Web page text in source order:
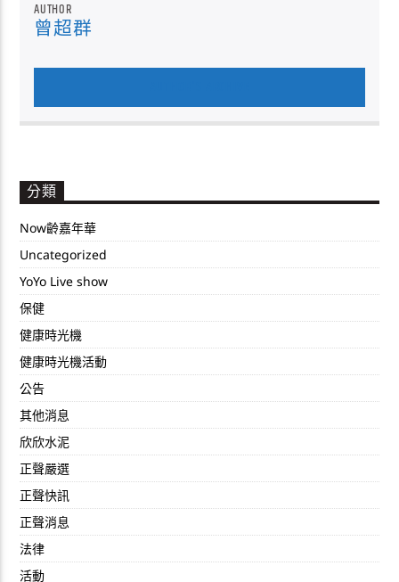
AUTHOR
曾超群
分類
Now齡嘉年華
Uncategorized
YoYo Live show
保健
健康時光機
健康時光機活動
公告
其他消息
欣欣水泥
正聲嚴選
正聲快訊
正聲消息
法律
活動